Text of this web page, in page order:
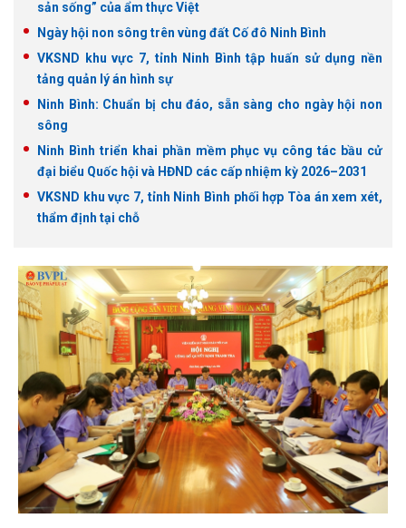
sản sống” của ẩm thực Việt
Ngày hội non sông trên vùng đất Cố đô Ninh Bình
VKSND khu vực 7, tỉnh Ninh Bình tập huấn sử dụng nền
tảng quản lý án hình sự
Ninh Bình: Chuẩn bị chu đáo, sẵn sàng cho ngày hội non
sông
Ninh Bình triển khai phần mềm phục vụ công tác bầu cử
đại biểu Quốc hội và HĐND các cấp nhiệm kỳ 2026–2031
VKSND khu vực 7, tỉnh Ninh Bình phối hợp Tòa án xem xét,
thẩm định tại chỗ